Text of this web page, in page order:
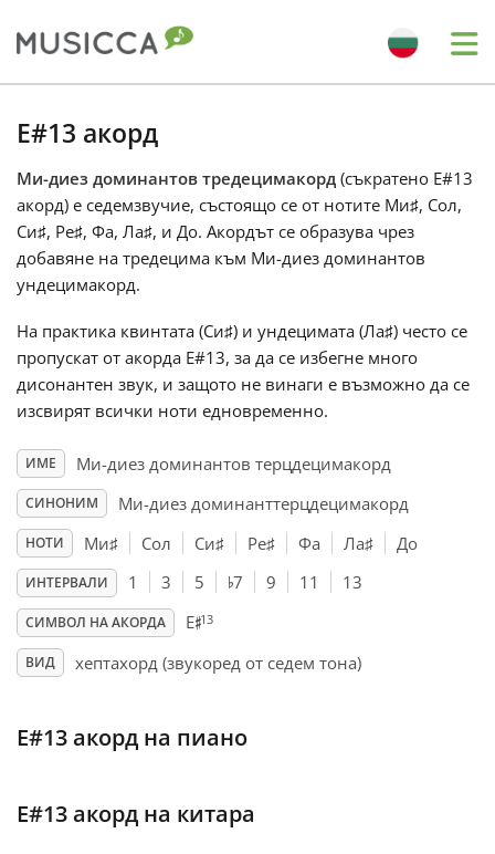
Български
Dansk
Deutsch
Español
Français
한국어
Italiano
日本語
E#13 акорд
Ми-диез доминантов тредецимакорд (съкратено E#13
акорд) е седемзвучие, състоящо се от нотите Ми♯, Сол,
Си♯, Ре♯, Фа, Ла♯, и До. Акордът се образува чрез
добавяне на тредецима към Ми-диез доминантов
ундецимакорд.
На практика квинтата (Си♯) и ундецимата (Ла♯) често се
пропускат от акорда E#13, за да се избегне много
дисонантен звук, и защото не винаги е възможно да се
изсвирят всички ноти едновременно.
ИМЕ Ми-диез доминантов терцдецимакорд
СИНОНИМ Ми-диез доминанттерцдецимакорд
НОТИ Ми♯ Сол Си♯ Ре♯ Фа Ла♯ До
ИНТЕРВАЛИ 1 3 5 ♭7 9 11 13
СИМВОЛ НА АКОРДА E♯13
ВИД хептахорд (звукоред от седем тона)
E#13 акорд на пиано
E#13 акорд на китара